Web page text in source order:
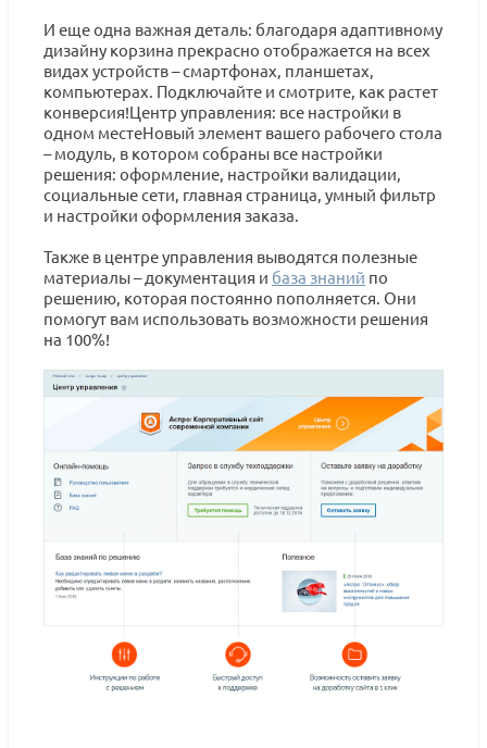
И еще одна важная деталь: благодаря адаптивному
дизайну корзина прекрасно отображается на всех
видах устройств – смартфонах, планшетах,
компьютерах. Подключайте и смотрите, как растет
конверсия!Центр управления: все настройки в
одном местеНовый элемент вашего рабочего стола
– модуль, в котором собраны все настройки
решения: оформление, настройки валидации,
социальные сети, главная страница, умный фильтр
и настройки оформления заказа.
Также в центре управления выводятся полезные
материалы – документация и база знаний по
решению, которая постоянно пополняется. Они
помогут вам использовать возможности решения
на 100%!